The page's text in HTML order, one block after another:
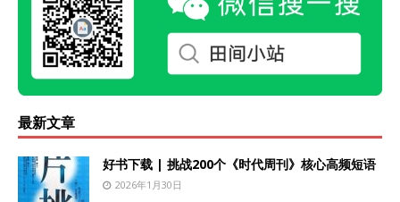
最新文章
好书下载 | 挑战200个《时代周刊》核心高频短语
2026年1月30日